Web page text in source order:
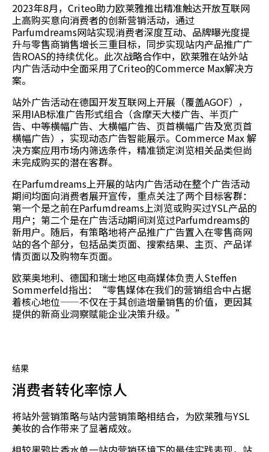
2023年8月，Criteo助力欧莱雅推出精准触达开放互联网
上高购买意向消费者的创新营销活动，通过
Parfumdreams网站实现消费者深度互动、品牌曝光度提
升与零售商销售增长三重目标，同步实现站内产品推广广
告ROAS的持续优化。此次战略合作中，欧莱雅在站外站
内广告活动中全面采用了Criteo的Commerce Max解决方
案。
站外广告活动在德国开发互联网上开展（覆盖AGOF），
采用IAB标准广告形式组合（含摩天大楼广告、半页广
告、中等横幅广告、大横幅广告、页首横幅广告及宽页首
横幅广告），实现动态广告智能展示。Commerce Max 解
决方案应用市场内筛选条件，精准锁定浏览相关品类但尚
未完成购买的潜在客群。
在Parfumdreams上开展的站内广告活动在整个广告活动
期间均面向消费者展开宣传，重点关注了两个目标客群：
第一个是之前在Parfumdreams上浏览或购买过YSL产品的
用户；第二个是在广告活动期间浏览过Parfumdreams的
新用户。随后，有策略地将产品推广广告置入在零售商网
站的各个部分，包括品类页面、搜索结果、主页、产品详
情页面以及购物车页面。
欧莱奥地利、德国和瑞士地区电商媒体负责人Steffen
Sommerfeld指出：“零售媒体在我们的营销组合中占据
着核心地位——不仅在于其创造增量销售的价值，更因其
提供的新商业洞察赋能企业决策升级。”
结果
消费者转化率惊人
将站外营销策略与站内营销策略相结合，为欧莱雅与YSL
美妆的合作带来了显著成效。